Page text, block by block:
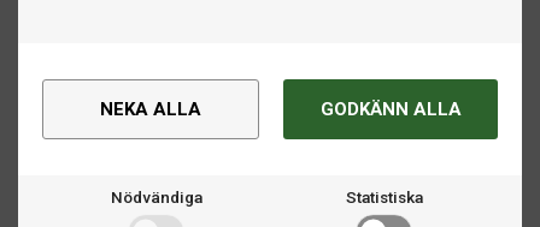
NEKA ALLA GODKÄNN ALLA
Nödvändiga Statistiska